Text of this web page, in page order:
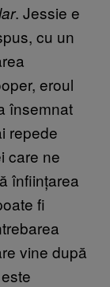
. Jessie e
cu un
eroul
însemnat
repede
care ne
înființarea
fi
vine după